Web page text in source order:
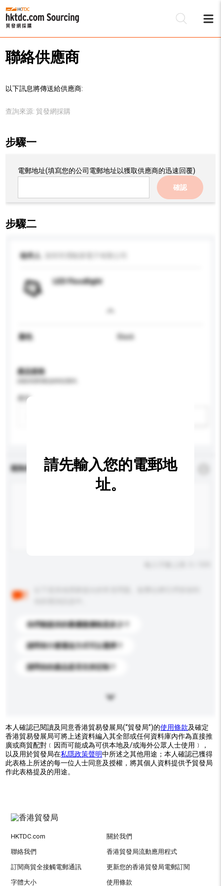
聯絡供應商
以下訊息將傳送給供應商:
查詢來源: 貿發網採購
步驟一
電郵地址(填寫您的公司電郵地址以獲取供應商的迅速回覆)
確認
步驟二
收件人
LED Floodlight
顏色 Black
產品規格
應用
查詢內容 *必須填寫
你們能提供的最優惠價格是多少？
請問有什麼運送方式可以選擇？
請問你的產品是否支持定制？
請先輸入您的電郵地
址。
本人確認已閱讀及同意香港貿易發展局(“貿發局”)的使用條款及確定
香港貿易發展局可將上述資料編入其全部或任何資料庫內作為直接推
廣或商貿配對﹝因而可能成為可供本地及/或海外公眾人士使用﹞，
以及用於貿發局在私隱政策聲明中所述之其他用途；本人確認已獲得
此表格上所述的每一位人士同意及授權，將其個人資料提供予貿發局
作此表格提及的用途。
HKTDC.com 關於我們
聯絡我們 香港貿發局流動應用程式
訂閱商貿全接觸電郵通訊 更新您的香港貿發局電郵訂閱
字體大小 使用條款